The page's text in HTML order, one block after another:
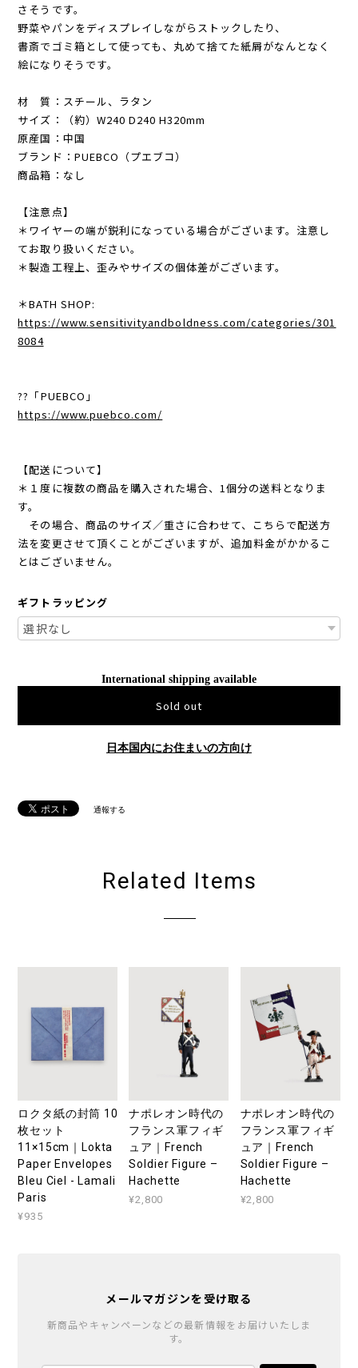
さそうです。
野菜やパンをディスプレイしながらストックしたり、
書斎でゴミ箱として使っても、丸めて捨てた紙屑がなんとなく
絵になりそうです。
材 質：スチール、ラタン
サイズ：（約）W240 D240 H320mm
原産国：中国
ブランド：PUEBCO（プエブコ）
商品箱：なし
【注意点】
＊ワイヤーの端が鋭利になっている場合がございます。注意し
てお取り扱いください。
＊製造工程上、歪みやサイズの個体差がございます。
＊BATH SHOP:
https://www.sensitivityandboldness.com/categories/301
8084
??「PUEBCO」
https://www.puebco.com/
【配送について】
＊１度に複数の商品を購入された場合、1個分の送料となりま
す。
その場合、商品のサイズ／重さに合わせて、こちらで配送方
法を変更させて頂くことがございますが、追加料金がかかるこ
とはございません。
ギフトラッピング
International shipping available
Sold out
日本国内にお住まいの方向け
通報する
Related Items
ロクタ紙の封筒 10
枚セット
11×15cm｜Lokta
Paper Envelopes
Bleu Ciel - Lamali
Paris
¥935
ナポレオン時代の
フランス軍フィギ
ュア｜French
Soldier Figure –
Hachette
¥2,800
ナポレオン時代の
フランス軍フィギ
ュア｜French
Soldier Figure –
Hachette
¥2,800
メールマガジンを受け取る
新商品やキャンペーンなどの最新情報をお届けいたしま
す。